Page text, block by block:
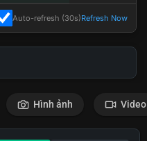
Auto-refresh (30s)Refresh Now
Hình ảnh Video